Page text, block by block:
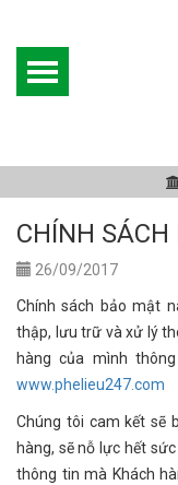
CHÍNH
26/09/2017
Chính sách bảo mật
thập, lưu trữ và xử lý
hàng của mình
www.phelieu247.com
Chúng tôi cam kết sẽ
hàng, sẽ nỗ lực hết
thông tin mà Khách